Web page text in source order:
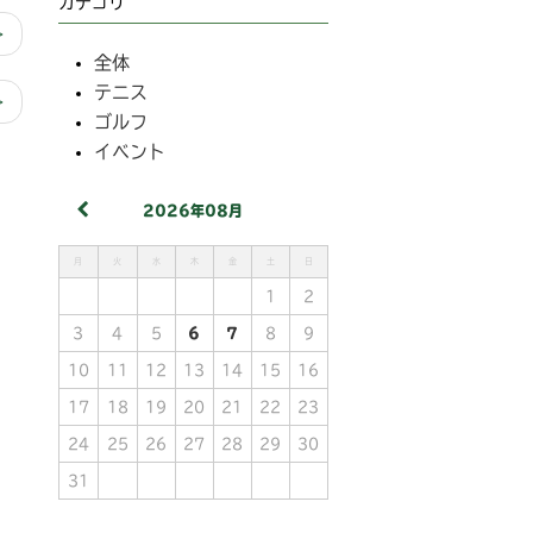
全体
テニス
ゴルフ
イベント
2026年08月
火 水 金 土
1 2
3 4 5 6 7 8 9
10 11 12 13 14 15 16
17 18 19 20 21 22 23
24 25 26 27 28 29 30
31